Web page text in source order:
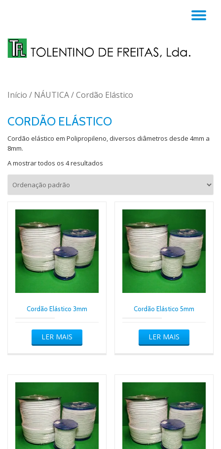
content
Início / NÁUTICA/ Cordão Elástico
CORDÃO ELÁSTICO
Cordão elástico em Polipropileno, diversos diâmetros desde 4mm a
8mm.
A mostrar todos os 4 resultados
Cordão Elástico 3mm
LER MAIS
Cordão Elástico 5mm
LER MAIS